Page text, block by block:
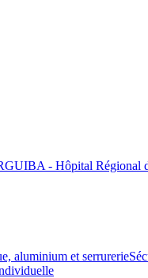
- Hôpital Régional
aluminium et serrurerie